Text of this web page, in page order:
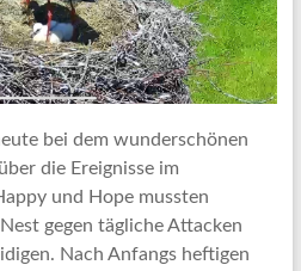
bei dem wunderschönen
die Ereignisse im
und Hope mussten
gegen tägliche Attacken
Nach Anfangs heftigen